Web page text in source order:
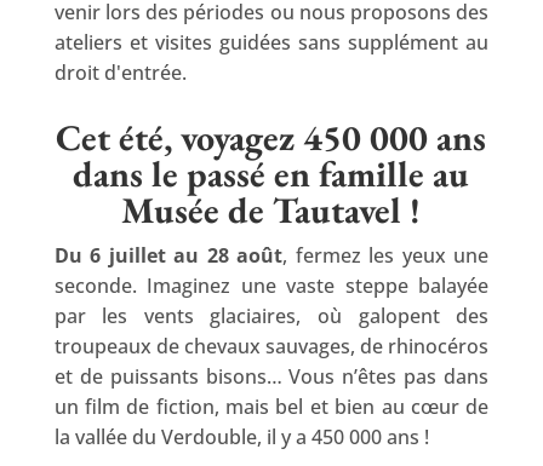
venir lors des périodes ou nous proposons des
ateliers et visites guidées sans supplément au
droit d'entrée.
Cet été, voyagez 450 000 ans
dans le passé en famille au
Musée de Tautavel !
Du 6 juillet au 28 août, fermez les yeux une
seconde. Imaginez une vaste steppe balayée
par les vents glaciaires, où galopent des
troupeaux de chevaux sauvages, de rhinocéros
et de puissants bisons… Vous n’êtes pas dans
un film de fiction, mais bel et bien au cœur de
la vallée du Verdouble, il y a 450 000 ans !